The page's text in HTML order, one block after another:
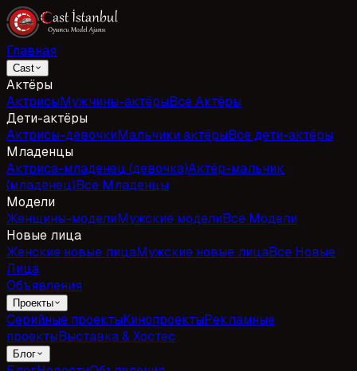
Главная
Cast
Актёры
АктрисыМужчины-актёрыВсе Актёры
Дети-актёры
Актрисы-девочкиМальчики актёрыВсе дети-актёры
Младенцы
Актриса-младенец (девочка)Актёр-мальчик
(младенец)Все Младенцы
Модели
Женщины-моделиМужские моделиВсе Модели
Новые лица
Женские новые лицаМужские новые лицаВсе Новые
Лица
Объявления
Проекты
Серийные проектыКинопроектыРекламные
проектыВыставка & Хостес
Блог